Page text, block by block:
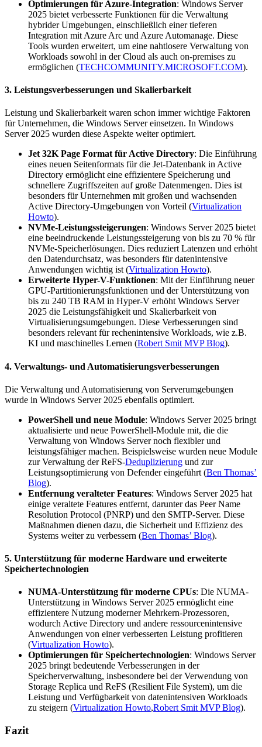
Optimierungen für Azure-Integration: Windows Server
2025 bietet verbesserte Funktionen für die Verwaltung
hybrider Umgebungen, einschließlich einer tieferen
Integration mit Azure Arc und Azure Automanage. Diese
Tools wurden erweitert, um eine nahtlosere Verwaltung von
Workloads sowohl in der Cloud als auch on-premises zu
ermöglichen​ (TECHCOMMUNITY.MICROSOFT.COM).
3. Leistungsverbesserungen und Skalierbarkeit
Leistung und Skalierbarkeit waren schon immer wichtige Faktoren
für Unternehmen, die Windows Server einsetzen. In Windows
Server 2025 wurden diese Aspekte weiter optimiert.
Jet 32K Page Format für Active Directory: Die Einführung
eines neuen Seitenformats für die Jet-Datenbank in Active
Directory ermöglicht eine effizientere Speicherung und
schnellere Zugriffszeiten auf große Datenmengen. Dies ist
besonders für Unternehmen mit großen und wachsenden
Active Directory-Umgebungen von Vorteil​ (Virtualization
Howto).
NVMe-Leistungssteigerungen: Windows Server 2025 bietet
eine beeindruckende Leistungssteigerung von bis zu 70 % für
NVMe-Speicherlösungen. Dies reduziert Latenzen und erhöht
den Datendurchsatz, was besonders für datenintensive
Anwendungen wichtig ist​ (Virtualization Howto).
Erweiterte Hyper-V-Funktionen: Mit der Einführung neuer
GPU-Partitionierungsfunktionen und der Unterstützung von
bis zu 240 TB RAM in Hyper-V erhöht Windows Server
2025 die Leistungsfähigkeit und Skalierbarkeit von
Virtualisierungsumgebungen. Diese Verbesserungen sind
besonders relevant für rechenintensive Workloads, wie z.B.
KI und maschinelles Lernen​ (Robert Smit MVP Blog).
4. Verwaltungs- und Automatisierungsverbesserungen
Die Verwaltung und Automatisierung von Serverumgebungen
wurde in Windows Server 2025 ebenfalls optimiert.
PowerShell und neue Module: Windows Server 2025 bringt
aktualisierte und neue PowerShell-Module mit, die die
Verwaltung von Windows Server noch flexibler und
leistungsfähiger machen. Beispielsweise wurden neue Module
zur Verwaltung der ReFS-Deduplizierung und zur
Leistungsoptimierung von Defender eingeführt​ (Ben Thomas’
Blog).
Entfernung veralteter Features: Windows Server 2025 hat
einige veraltete Features entfernt, darunter das Peer Name
Resolution Protocol (PNRP) und den SMTP-Server. Diese
Maßnahmen dienen dazu, die Sicherheit und Effizienz des
Systems weiter zu verbessern​ (Ben Thomas’ Blog).
5. Unterstützung für moderne Hardware und erweiterte
Speichertechnologien
NUMA-Unterstützung für moderne CPUs: Die NUMA-
Unterstützung in Windows Server 2025 ermöglicht eine
effizientere Nutzung moderner Mehrkern-Prozessoren,
wodurch Active Directory und andere ressourcenintensive
Anwendungen von einer verbesserten Leistung profitieren​
(Virtualization Howto).
Optimierungen für Speichertechnologien: Windows Server
2025 bringt bedeutende Verbesserungen in der
Speicherverwaltung, insbesondere bei der Verwendung von
Storage Replica und ReFS (Resilient File System), um die
Leistung und Verfügbarkeit von datenintensiven Workloads
zu steigern​ (Virtualization Howto,Robert Smit MVP Blog).
Fazit